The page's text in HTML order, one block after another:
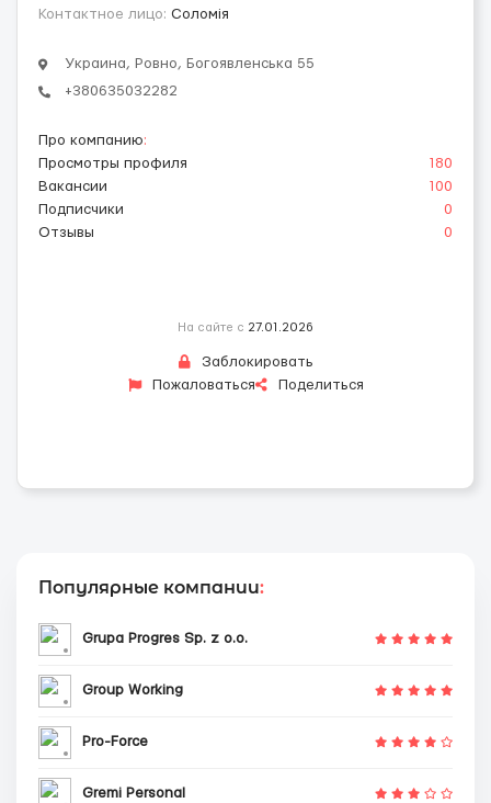
Контактное лицо: Соломія
Украина, Ровно, Богоявленська 55
+380635032282
Про компанию:
Просмотры профиля
180
Вакансии
100
Подписчики
0
Отзывы
0
На сайте с 27.01.2026
Заблокировать
Пожаловаться
Поделиться
Популярные компании:
Grupa Progres Sp. z o.o.
Group Working
Pro-Force
Gremi Personal